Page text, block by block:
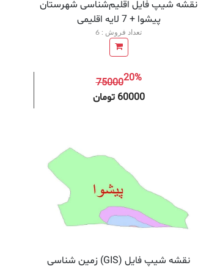
نقشه شیپ‌ فایل اقلیم‌شناسی شهرستان
پیشوا + 7 لایه اقلیمی
تعداد فروش : 6
7500020%
60000 تومان
نقشه شیپ فایل (GIS) زمین‌ شناسی